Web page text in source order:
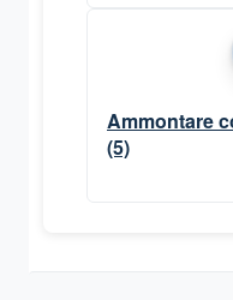
Ammontare
(5)